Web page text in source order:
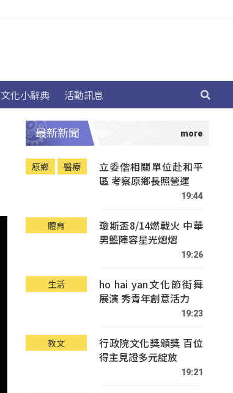
文化小辭典 活動訊息
最新新聞
原鄉 醫療
立委偕相關單位赴和平
區 考察原鄉長照營運
19:44
體育
瓊斯盃8/14燃戰火 中華
男籃陣容星光熠熠
19:26
生活
ho hai yan文化節街舞
展演 秀青年創意活力
19:23
教文
行政院文化獎頒獎 百位
得主見證多元綻放
19:21